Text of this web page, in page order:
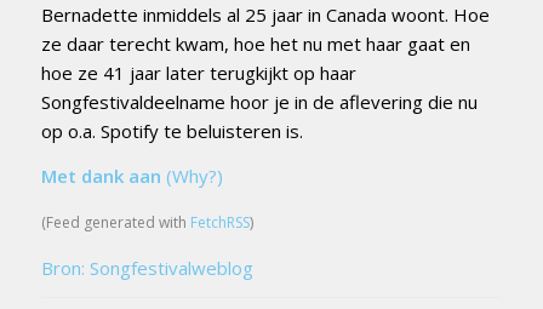
Bernadette inmiddels al 25 jaar in Canada woont. Hoe
ze daar terecht kwam, hoe het nu met haar gaat en
hoe ze 41 jaar later terugkijkt op haar
Songfestivaldeelname hoor je in de aflevering die nu
op o.a. Spotify te beluisteren is.
Met dank aan (Why?)
(Feed generated with FetchRSS)
Bron: Songfestivalweblog